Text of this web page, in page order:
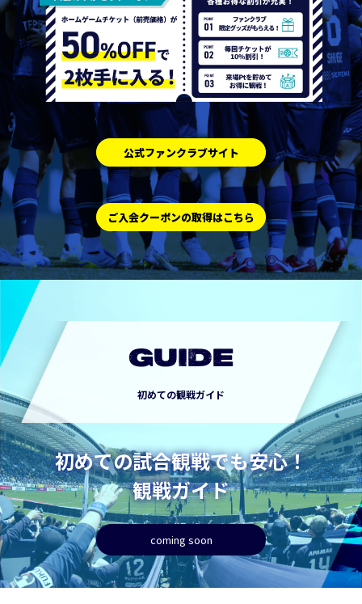
公式ファンクラブサイト
ご入会クーポンの取得はこちら
GUIDE
初めての観戦ガイド
初めての試合観戦でも安心！
観戦ガイド
coming soon